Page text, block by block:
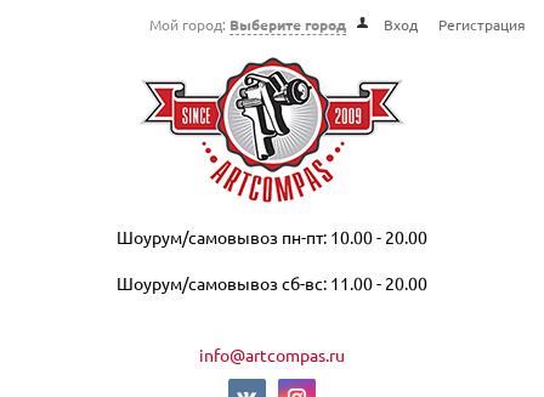
Мой город: Выберите город Вход Регистрация
Шоурум/самовывоз пн-пт: 10.00 - 20.00
Шоурум/самовывоз сб-вс: 11.00 - 20.00
info@artcompas.ru